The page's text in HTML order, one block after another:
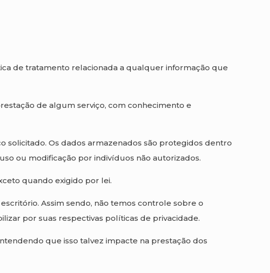
de tratamento relacionada a qualquer informação que
de algum serviço, com conhecimento e
solicitado. Os dados armazenados são protegidos dentro
ou modificação por indivíduos não autorizados.
quando exigido por lei.
Assim sendo, não temos controle sobre o
por suas respectivas políticas de privacidade.
que isso talvez impacte na prestação dos